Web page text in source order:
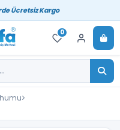
Ücretsiz Kargo
0